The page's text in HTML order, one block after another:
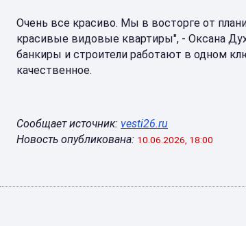
Очень все красиво. Мы в восторге от
красивые видовые квартиры", - Оксана
банкиры и строители работают в одном
качественное.
Сообщает источник: vesti26.ru
Новость опубликована: 10.06.2026, 18:00